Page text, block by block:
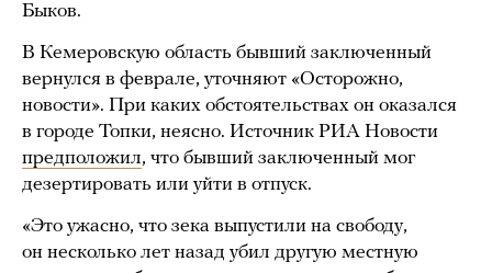
Быков.
В Кемеровскую область бывший заключенный
вернулся в феврале, уточняют «Осторожно,
новости». При каких обстоятельствах он оказался
в городе Топки, неясно. Источник РИА Новости
предположил, что бывший заключенный мог
дезертировать или уйти в отпуск.
«Это ужасно, что зека выпустили на свободу,
он несколько лет назад убил другую местную